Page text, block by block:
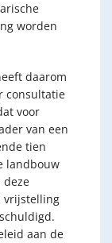
worden
daarom
consultatie
voor
van een
tien
landbouw
deze
vrijstelling
aan de